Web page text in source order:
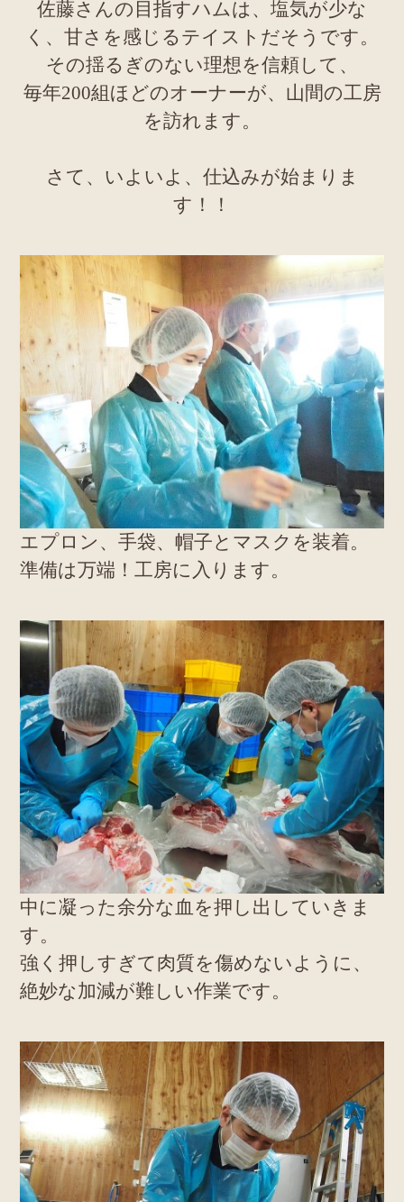
佐藤さんの目指すハムは、塩気が少な
く、甘さを感じるテイストだそうです。
その揺るぎのない理想を信頼して、
毎年200組ほどのオーナーが、山間の工房
を訪れます。
さて、いよいよ、仕込みが始まりま
す！！
エプロン、手袋、帽子とマスクを装着。
準備は万端！工房に入ります。
中に凝った余分な血を押し出していきま
す。
強く押しすぎて肉質を傷めないように、
絶妙な加減が難しい作業です。